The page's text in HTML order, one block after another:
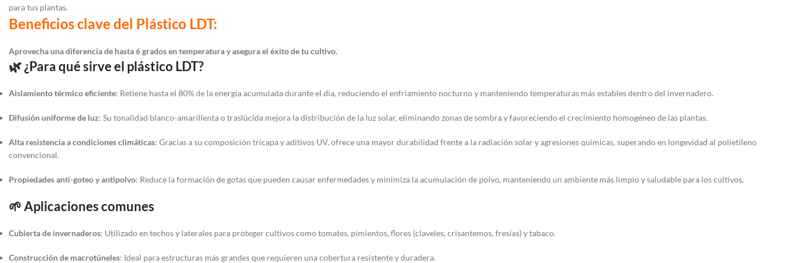
para tus plantas.
Beneficios clave del Plástico LDT:
Aprovecha una diferencia de hasta 6 grados en temperatura y asegura el éxito de tu cultivo.
🌿 ¿Para qué sirve el plástico LDT?
Aislamiento térmico eficiente: Retiene hasta el 80% de la energía acumulada durante el día, reduciendo el enfriamiento nocturno y manteniendo temperaturas más estables dentro del invernadero.
Difusión uniforme de luz: Su tonalidad blanco-amarillenta o traslúcida mejora la distribución de la luz solar, eliminando zonas de sombra y favoreciendo el crecimiento homogéneo de las plantas.
Alta resistencia a condiciones climáticas: Gracias a su composición tricapa y aditivos UV, ofrece una mayor durabilidad frente a la radiación solar y agresiones químicas, superando en longevidad al polietileno
convencional.
Propiedades anti-goteo y antipolvo: Reduce la formación de gotas que pueden causar enfermedades y minimiza la acumulación de polvo, manteniendo un ambiente más limpio y saludable para los cultivos.
🌱 Aplicaciones comunes
Cubierta de invernaderos: Utilizado en techos y laterales para proteger cultivos como tomates, pimientos, flores (claveles, crisantemos, fresias) y tabaco.
Construcción de macrotúneles: Ideal para estructuras más grandes que requieren una cobertura resistente y duradera.